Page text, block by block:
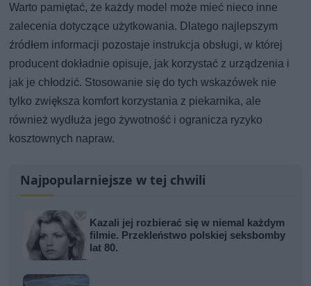
Warto pamiętać, że każdy model może mieć nieco inne
zalecenia dotyczące użytkowania. Dlatego najlepszym
źródłem informacji pozostaje instrukcja obsługi, w której
producent dokładnie opisuje, jak korzystać z urządzenia i
jak je chłodzić. Stosowanie się do tych wskazówek nie
tylko zwiększa komfort korzystania z piekarnika, ale
również wydłuża jego żywotność i ogranicza ryzyko
kosztownych napraw.
Najpopularniejsze w tej chwili
Kazali jej rozbierać się w niemal każdym
filmie. Przekleństwo polskiej seksbomby
lat 80.